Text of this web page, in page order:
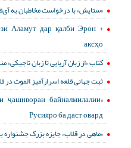
«ستایش» با درخواست مخاطبان به آی‌فیلم ۲
Аламут дар қалби Эрон +
аксҳо
کتاب «از زبان آریایی تا زبان
ثبت جهانی قلعه اسرارآمیز الموت در
ҷашнвораи байналмилалии
Русияро ба даст овард
«ماهی در قلاب» جایزه بزرگ